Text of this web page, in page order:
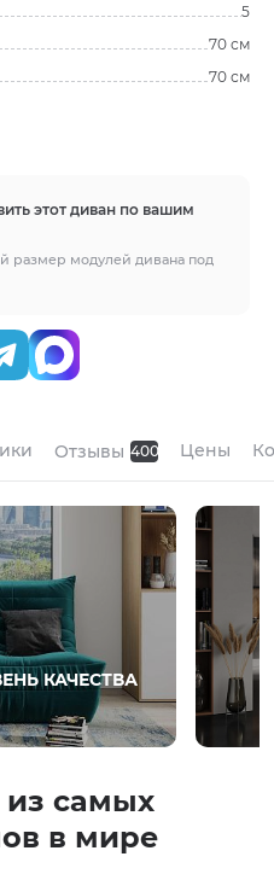
5
70 см
70 см
этот диван по вашим
размер модулей дивана под
Отзывы 400 Цены
КАЧЕСТВА
самых
в мире